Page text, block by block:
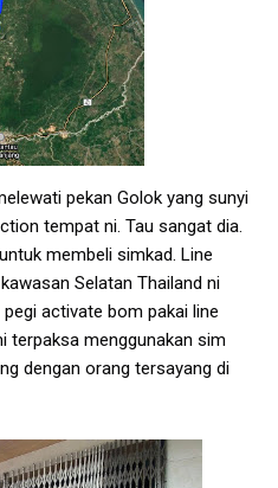
pekan Golok yang sunyi
tempat ni. Tau sangat dia.
membeli simkad. Line
Selatan Thailand ni
activate bom pakai line
terpaksa menggunakan sim
dengan orang tersayang di